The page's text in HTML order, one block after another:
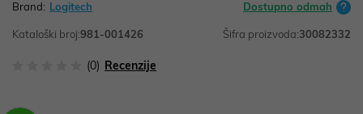
Brand: Logitech Dostupno odmah
Kataloški broj:981-001426 Šifra proizvoda:30082332
(0) Recenzije